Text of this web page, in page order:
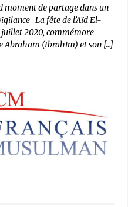
moment de partage dans un
La fête de l’Aïd El-
2020, commémore
Abraham (Ibrahim) et son […]